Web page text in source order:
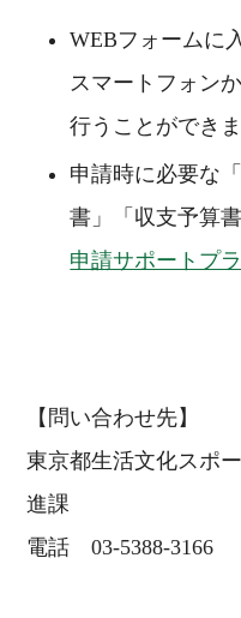
WEBフォームに
スマートフォン
行うことができま
申請時に必要な
書」「収支予算
申請サポートプ
【問い合わせ先】
東京都生活文化スポ
進課
電話 03-5388-3166